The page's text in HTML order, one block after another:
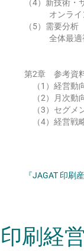
（4）新技術・
オンライン
（5）需要分析
全体最適視
第2章 参考資
（1）経営動
（2）月次動
（3）セグメ
（4）経営戦
『JAGAT 印刷
印刷経